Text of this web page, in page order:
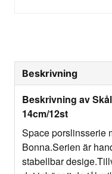
Beskrivning
Beskrivning av
14cm/12st
Space porslinsserie
Bonna.Serien är
stabellbar